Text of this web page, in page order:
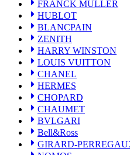
HERMES
CHOPARD
CHAUMET
BVLGARI
Bell&Ross
GIRARD-PERREGAUX
NOMOS
LONGINES
BAUME&MERCIER
RALPH LAUREN
CORUM
CHRONOSWISS
BALL WATCH
Sinn
ROGER DUBUIS
FRANCK MULLER
HUBLOT
BLANCPAIN
ZENITH
HARRY WINSTON
LOUIS VUITTON
CHANEL
HERMES
CHOPARD
CHAUMET
BVLGARI
Bell&Ross
GIRARD-